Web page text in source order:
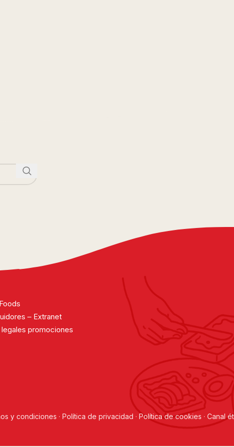
– Extranet
legales promociones
y condiciones · Política de privacidad · Política de cookies · Canal